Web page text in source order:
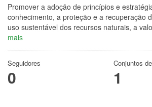
Promover a adoção de princípios e
conhecimento, a proteção e a recuperação
uso sustentável dos recursos naturais, a
mais
Seguidores
0
Conjuntos
1